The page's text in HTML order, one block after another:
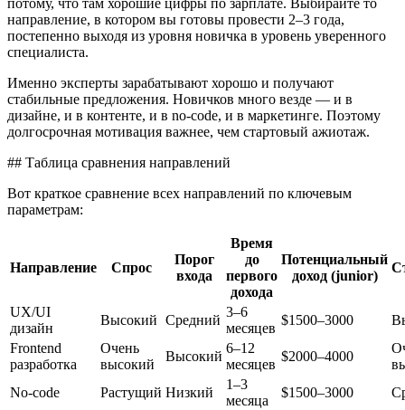
потому, что там хорошие цифры по зарплате. Выбирайте то
направление, в котором вы готовы провести 2–3 года,
постепенно выходя из уровня новичка в уровень уверенного
специалиста.
Именно эксперты зарабатывают хорошо и получают
стабильные предложения. Новичков много везде — и в
дизайне, и в контенте, и в no-code, и в маркетинге. Поэтому
долгосрочная мотивация важнее, чем стартовый ажиотаж.
## Таблица сравнения направлений
Вот краткое сравнение всех направлений по ключевым
параметрам:
Направление Спрос
Порог
входа
Время
до
первого
дохода
Потенциальный
доход (junior)
UX/UI
дизайн
Высокий Средний
3–6
месяцев
$1500–3000
Frontend
разработка
Очень
высокий
Высокий
6–12
месяцев
$2000–4000
No-code
Растущий Низкий
1–3
месяца
$1500–3000